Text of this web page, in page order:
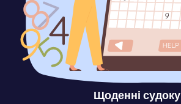
Щоденні судоку